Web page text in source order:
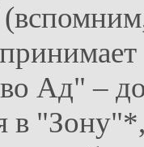
Ад" –
в